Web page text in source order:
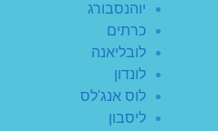
יוהנסבורג
כרתים
לובליאנה
לונדון
לוס אנג'לס
ליסבון